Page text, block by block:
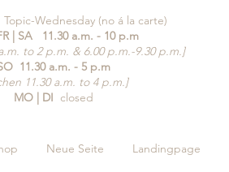
Wednesday (no á la carte)
| SA
11.30 a.m. - 10 p.m
to 2 p.m. & 6.00 p.m.-9.30 p.m.]
11.30 a.m. - 5 p.m
11.30 a.m. to 4 p.m.]
MO | DI closed
Neue Seite Landingpage